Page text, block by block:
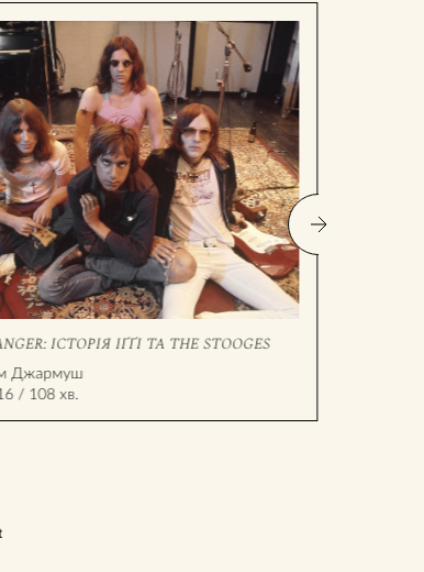
ІСТОРІЯ ІҐҐІ ТА THE STOOGES
Джармуш
/ 108 хв.